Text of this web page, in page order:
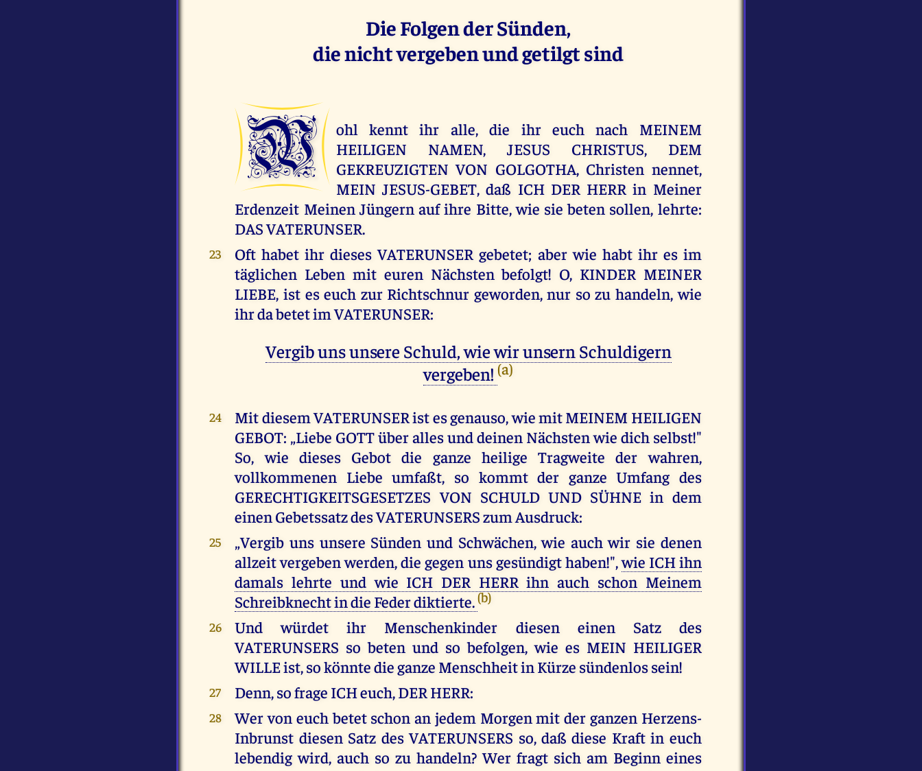
Die Folgen der Sünden,
die nicht vergeben und getilgt sind
W
ohl kennt ihr alle, die ihr euch nach MEINEM
HEILIGEN NAMEN, JESUS CHRISTUS, DEM
GEKREUZIGTEN VON GOLGOTHA, Christen nennet,
MEIN JESUS-GEBET, daß ICH DER HERR in Meiner
Erdenzeit Meinen Jüngern auf ihre Bitte, wie sie beten sollen, lehrte:
DAS VATERUNSER.
23
Oft habet ihr dieses VATERUNSER gebetet; aber wie habt ihr es im
täglichen Leben mit euren Nächsten befolgt! O, KINDER MEINER
LIEBE, ist es euch zur Richtschnur geworden, nur so zu handeln, wie
ihr da betet im VATERUNSER:
Vergib uns unsere Schuld, wie wir unsern Schuldigern
vergeben! (a)
24
Mit diesem VATERUNSER ist es genauso, wie mit MEINEM HEILIGEN
GEBOT: „Liebe GOTT über alles und deinen Nächsten wie dich selbst!"
So, wie dieses Gebot die ganze heilige Tragweite der wahren,
vollkommenen Liebe umfaßt, so kommt der ganze Umfang des
GERECHTIGKEITSGESETZES VON SCHULD UND SÜHNE in dem
einen Gebetssatz des VATERUNSERS zum Ausdruck:
25
„Vergib uns unsere Sünden und Schwächen, wie auch wir sie denen
allzeit vergeben werden, die gegen uns gesündigt haben!",wie ICH ihn
damals lehrte und wie ICH DER HERR ihn auch schon Meinem
Schreibknecht in die Feder diktierte.(b)
26
Und würdet ihr Menschenkinder diesen einen Satz des
VATERUNSERS so beten und so befolgen, wie es MEIN HEILIGER
WILLE ist, so könnte die ganze Menschheit in Kürze sündenlos sein!
27 Denn, so frage ICH euch, DER HERR:
28
Wer von euch betet schon an jedem Morgen mit der ganzen Herzens-
Inbrunst diesen Satz des VATERUNSERS so, daß diese Kraft in euch
lebendig wird, auch so zu handeln? Wer fragt sich am Beginn eines